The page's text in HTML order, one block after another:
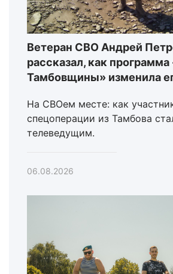
Ветеран СВО Андрей
рассказал, как программа
Тамбовщины» изменила
На СВОем месте: как
спецоперации из Тамбова
телеведущим.
06.08.2026